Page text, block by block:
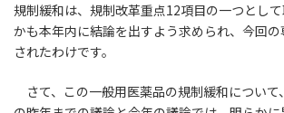
規制緩和は、規制改革重点12項目の一つとし
かも本年内に結論を出すよう求められ、今回
されたわけです。
さて、この一般用医薬品の規制緩和について